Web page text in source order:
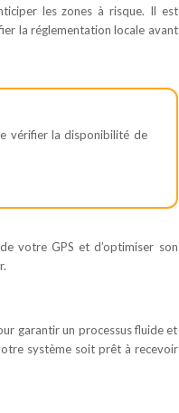
les zones à risque. Il est
la réglementation locale avant
vérifier la disponibilité de
votre GPS et d’optimiser son
garantir un processus fluide et
système soit prêt à recevoir